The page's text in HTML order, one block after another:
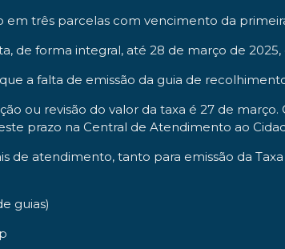
em três parcelas com vencimento da
de forma integral, até 28 de março de
a falta de emissão da guia de
ou revisão do valor da taxa é 27 de
prazo na Central de Atendimento ao
de atendimento, tanto para emissão da
guias)